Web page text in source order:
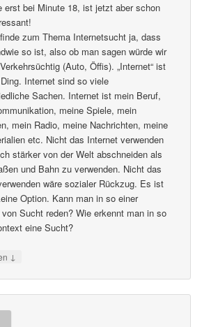
erst bei Minute 18, ist jetzt aber schon
zum Thema Internetsucht ja, dass
so ist, also ob man sagen würde wir
(Auto, Öffis). „Internet“ ist
Internet sind so viele
Sachen. Internet ist mein Beruf,
meine Spiele, mein
mein Radio, meine Nachrichten, meine
etc. Nicht das Internet verwenden
stärker von der Welt abschneiden als
und Bahn zu verwenden. Nicht das
wäre sozialer Rückzug. Es ist
Option. Kann man in so einer
Sucht reden? Wie erkennt man in so
eine Sucht?
↓